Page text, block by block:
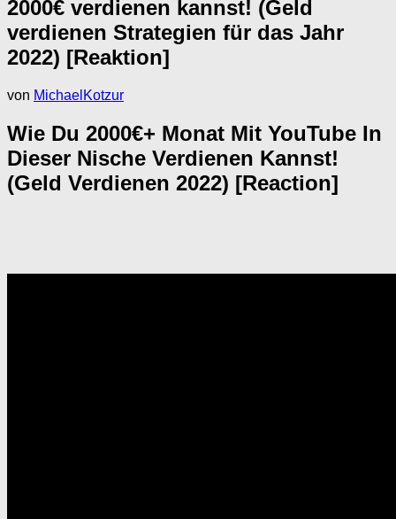
2000€ verdienen kannst! (Geld
verdienen Strategien für das Jahr
2022) [Reaktion]
von MichaelKotzur
Wie Du 2000€+ Monat Mit YouTube In
Dieser Nische Verdienen Kannst!
(Geld Verdienen 2022) [Reaction]